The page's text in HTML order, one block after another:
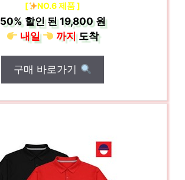
[ NO.6 제품 ]
50%할인 된19,800 원
내일
까지도착
구매 바로가기